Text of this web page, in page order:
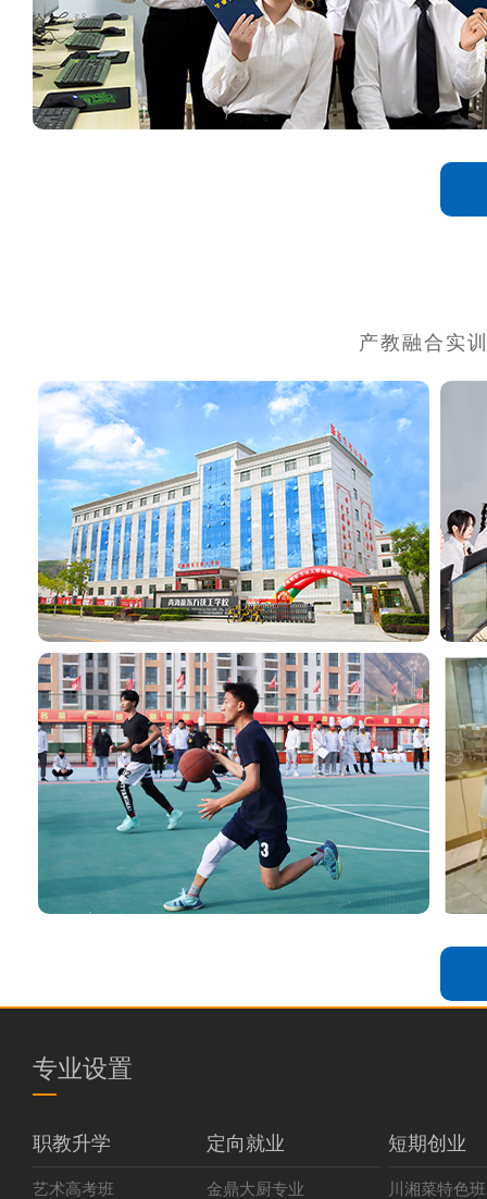
产教融合实
专业设置
职教升学
艺术高考班
定向就业
金鼎大厨专业
短期创业
川湘菜特色班